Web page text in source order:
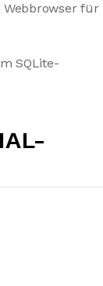
Webbrowser für
SQLite-